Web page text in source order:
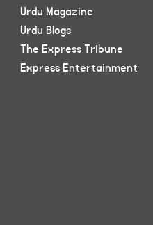
Urdu Magazine
Urdu Blogs
The Express Tribune
Express Entertainment